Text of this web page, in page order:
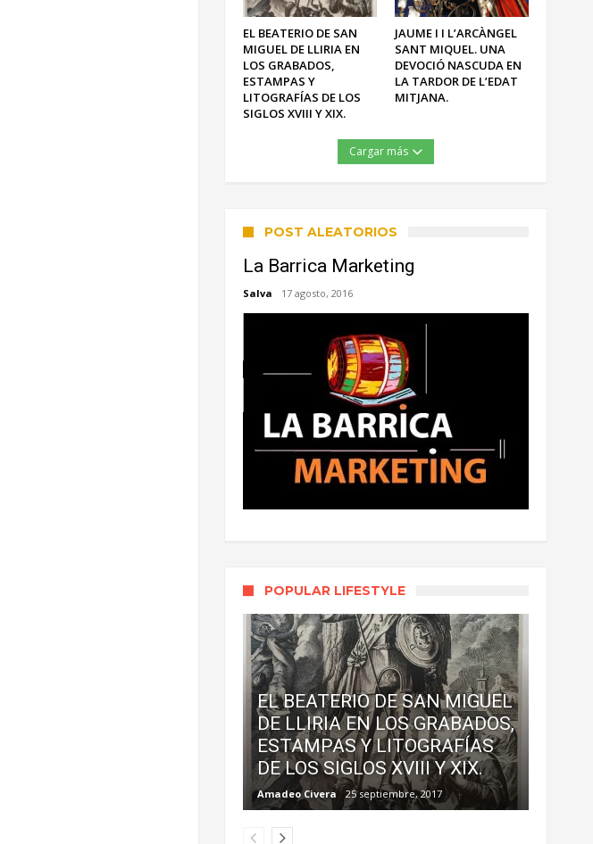
EL BEATERIO DE SAN
MIGUEL DE LLIRIA EN
LOS GRABADOS,
ESTAMPAS Y
LITOGRAFÍAS DE LOS
SIGLOS XVIII Y XIX.
JAUME I I L’ARCÀNGEL
SANT MIQUEL. UNA
DEVOCIÓ NASCUDA EN
LA TARDOR DE L’EDAT
MITJANA.
Cargar más
POST ALEATORIOS
La Barrica Marketing
Salva 17 agosto, 2016
POPULAR LIFESTYLE
EL BEATERIO DE SAN MIGUEL
DE LLIRIA EN LOS GRABADOS,
ESTAMPAS Y LITOGRAFÍAS
DE LOS SIGLOS XVIII Y XIX.
Amadeo Civera 25 septiembre, 2017